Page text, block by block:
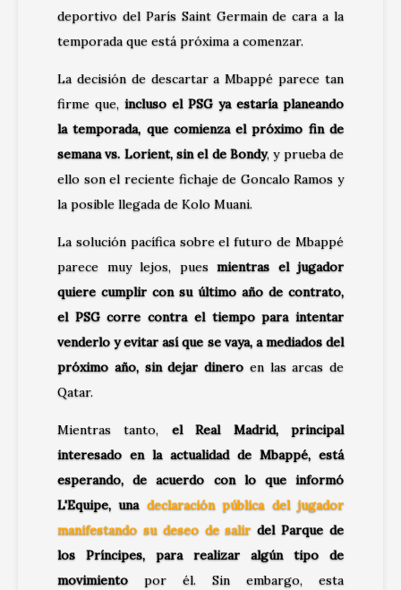
deportivo del París Saint Germain de cara a la
temporada que está próxima a comenzar.
La decisión de descartar a Mbappé parece tan
firme que, incluso el PSG ya estaría planeando
la temporada, que comienza el próximo fin de
semana vs. Lorient, sin el de Bondy, y prueba de
ello son el reciente fichaje de Goncalo Ramos y
la posible llegada de Kolo Muani.
La solución pacífica sobre el futuro de Mbappé
parece muy lejos, pues mientras el jugador
quiere cumplir con su último año de contrato,
el PSG corre contra el tiempo para intentar
venderlo y evitar así que se vaya, a mediados del
próximo año, sin dejar dinero en las arcas de
Qatar.
Mientras tanto, el Real Madrid, principal
interesado en la actualidad de Mbappé, está
esperando, de acuerdo con lo que informó
L'Equipe, una declaración pública del jugador
manifestando su deseo de salir del Parque de
los Príncipes, para realizar algún tipo de
movimiento por él. Sin embargo, esta